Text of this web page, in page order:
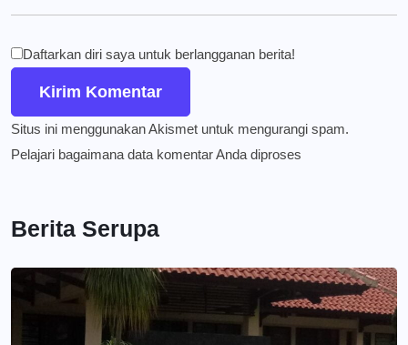
Daftarkan diri saya untuk berlangganan berita!
Situs ini menggunakan Akismet untuk mengurangi spam.
Pelajari bagaimana data komentar Anda diproses
Berita Serupa